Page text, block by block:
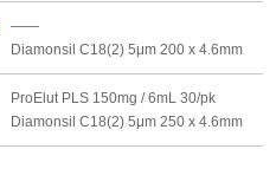
——
Diamonsil C18(2) 5μm 200 x 4.6mm
ProElut PLS 150mg / 6mL 30/pk
Diamonsil C18(2) 5μm 250 x 4.6mm